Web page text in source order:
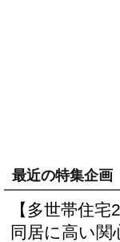
最近の特集企画
【多世帯住
同居に高い関